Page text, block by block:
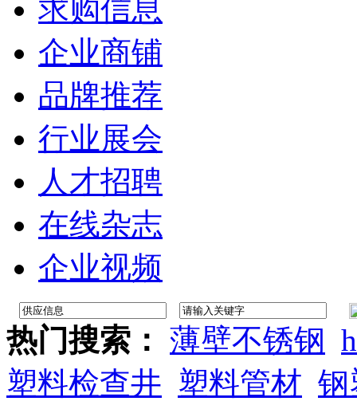
求购信息
企业商铺
品牌推荐
行业展会
人才招聘
在线杂志
企业视频
热门搜索： 薄壁不锈钢
塑料检查井 塑料管材 钢